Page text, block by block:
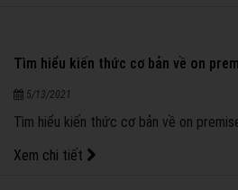
Tìm hiểu kiến thức cơ bản về on
5/13/2021
Tìm hiểu kiến thức cơ bản về on
Xem chi tiết